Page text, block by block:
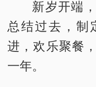
新岁开端
总结过去，制
进，欢乐聚餐
一年。